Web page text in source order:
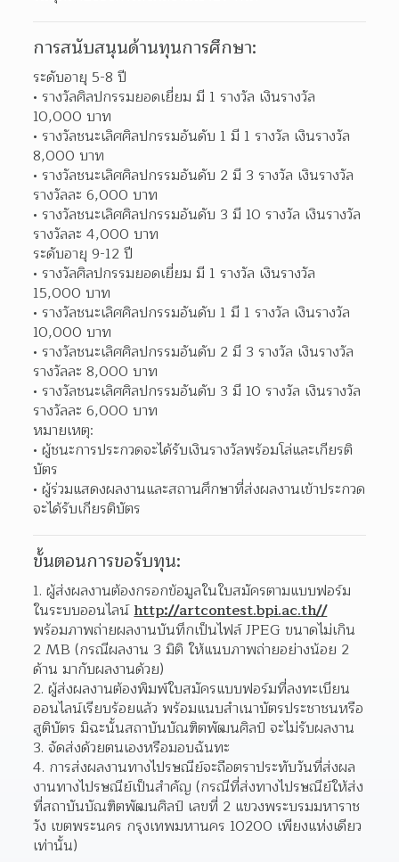
การสนับสนุนด้านทุนการศึกษา:
ระดับอายุ 5-8 ปี
รางวัลศิลปกรรมยอดเยี่ยม มี 1 รางวัล เงินรางวัล
10,000 บาท
รางวัลชนะเลิศศิลปกรรมอันดับ 1 มี 1 รางวัล เงินรางวัล
8,000 บาท
รางวัลชนะเลิศศิลปกรรมอันดับ 2 มี 3 รางวัล เงินรางวัล
รางวัลละ 6,000 บาท
รางวัลชนะเลิศศิลปกรรมอันดับ 3 มี 10 รางวัล เงินรางวัล
รางวัลละ 4,000 บาท
ระดับอายุ 9-12 ปี
รางวัลศิลปกรรมยอดเยี่ยม มี 1 รางวัล เงินรางวัล
15,000 บาท
รางวัลชนะเลิศศิลปกรรมอันดับ 1 มี 1 รางวัล เงินรางวัล
10,000 บาท
รางวัลชนะเลิศศิลปกรรมอันดับ 2 มี 3 รางวัล เงินรางวัล
รางวัลละ 8,000 บาท
รางวัลชนะเลิศศิลปกรรมอันดับ 3 มี 10 รางวัล เงินรางวัล
รางวัลละ 6,000 บาท
หมายเหตุ:
ผู้ชนะการประกวดจะได้รับเงินรางวัลพร้อมโล่และเกียรติ
บัตร
ผู้ร่วมแสดงผลงานและสถานศึกษาที่ส่งผลงานเข้าประกวด
จะได้รับเกียรติบัตร
ขั้นตอนการขอรับทุน:
ผู้ส่งผลงานต้องกรอกข้อมูลในใบสมัครตามแบบฟอร์ม
ในระบบออนไลน์ http://artcontest.bpi.ac.th//
พร้อมภาพถ่ายผลงานบันทึกเป็นไฟล์ JPEG ขนาดไม่เกิน
2 MB (กรณีผลงาน 3 มิติ ให้แนบภาพถ่ายอย่างน้อย 2
ด้าน มากับผลงานด้วย)
ผู้ส่งผลงานต้องพิมพ์ใบสมัครแบบฟอร์มที่ลงทะเบียน
ออนไลน์เรียบร้อยแล้ว พร้อมแนบสำเนาบัตรประชาชนหรือ
สูติบัตร มิฉะนั้นสถาบันบัณฑิตพัฒนศิลป์ จะไม่รับผลงาน
จัดส่งด้วยตนเองหรือมอบฉันทะ
การส่งผลงานทางไปรษณีย์จะถือตราประทับวันที่ส่งผล
งานทางไปรษณีย์เป็นสำคัญ (กรณีที่ส่งทางไปรษณีย์ให้ส่ง
ที่สถาบันบัณฑิตพัฒนศิลป์ เลขที่ 2 แขวงพระบรมมหาราช
วัง เขตพระนคร กรุงเทพมหานคร 10200 เพียงแห่งเดียว
เท่านั้น)